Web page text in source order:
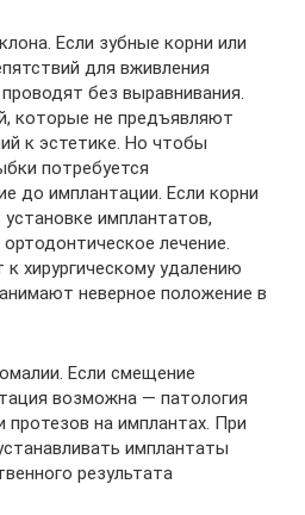
Если зубные корни или
для вживления
без выравнивания.
которые не предъявляют
к эстетике. Но чтобы
потребуется
до имплантации. Если корни
имплантатов,
лечение.
хирургическому удалению
неверное положение в
Если смещение
возможна — патология
на имплантах. При
имплантаты
результата